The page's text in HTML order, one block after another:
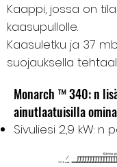
Kaappi, jossa on
kaasupullolle.
Kaasuletku ja 37
suojauksella
Monarch ™ 340: n
ainutlaatuisilla
Sivuliesi 2,9 kW: n